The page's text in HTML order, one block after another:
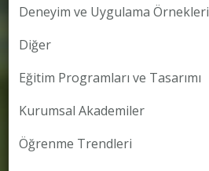
Deneyim ve Uygulama Örnekleri
Diğer
Eğitim Programları ve Tasarımı
Kurumsal Akademiler
Öğrenme Trendleri